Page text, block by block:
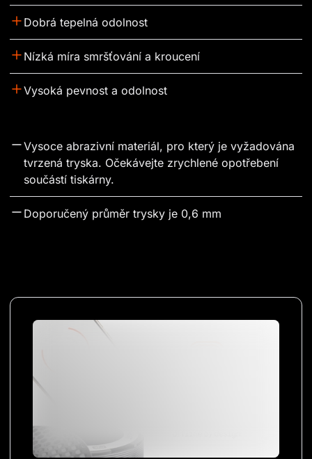
Dobrá tepelná odolnost
Nízká míra smršťování a kroucení
Vysoká pevnost a odolnost
Vysoce abrazivní materiál, pro který je vyžadována
tvrzená tryska. Očekávejte zrychlené opotřebení
součástí tiskárny.
Doporučený průměr trysky je 0,6 mm